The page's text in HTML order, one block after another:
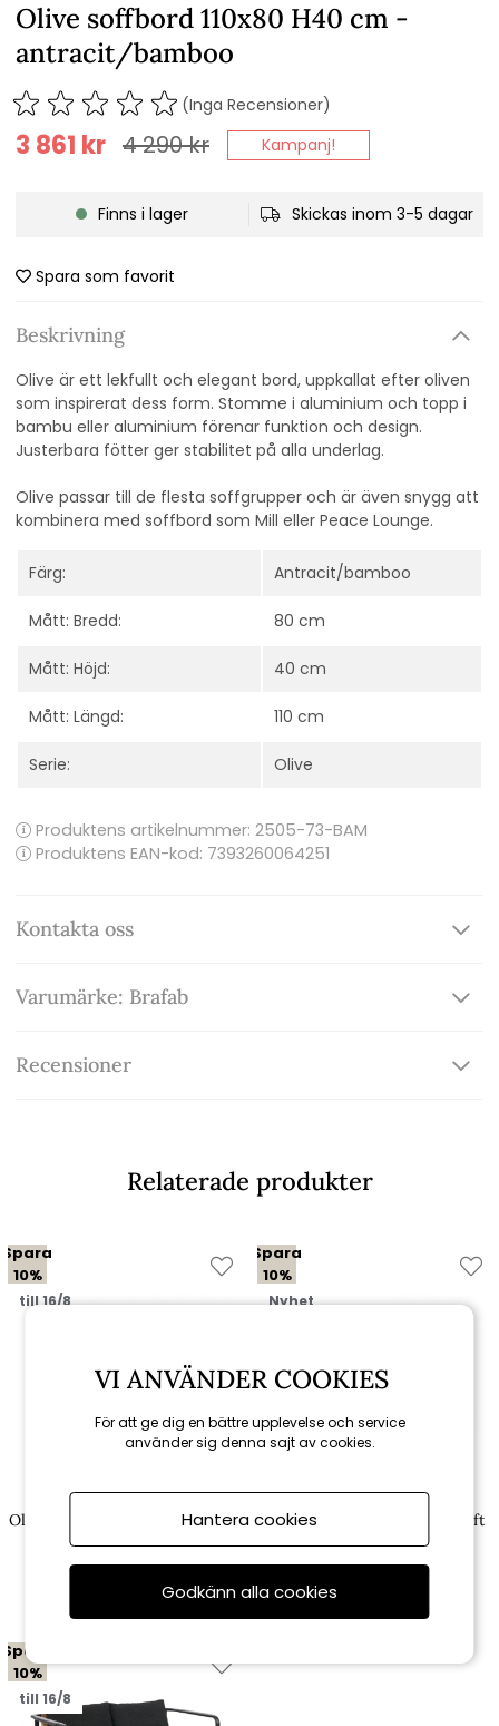
Olive soffbord 110x80 H40 cm -
antracit/bamboo
(Inga Recensioner)
4 290kr
3 861 kr Kampanj!
Finns i lager Skickas inom 3-5 dagar
Spara som favorit
Beskrivning
Olive är ett lekfullt och elegant bord, uppkallat efter oliven
som inspirerat dess form. Stomme i aluminium och topp i
bambu eller aluminium förenar funktion och design.
Justerbara fötter ger stabilitet på alla underlag.
Olive passar till de flesta soffgrupper och är även snygg att
kombinera med soffbord som Mill eller Peace Lounge.
Färg: Antracit/bamboo
Mått: Bredd: 80 cm
Mått: Höjd: 40 cm
Mått: Längd: 110 cm
Serie: Olive
Produktens artikelnummer: 2505-73-BAM
Produktens EAN-kod: 7393260064251
Kontakta oss
Varumärke: Brafab
Recensioner
Relaterade produkter
Spara
10%
till 16/8
Brafab
Olive soffbord 110x80 H40 cm -
khaki/bamboo
4 290 kr
Spara
10%
Nyhet
Brafab
Nova soffgrupp - antracit/soft
13 491 kr
Spara
10%
till 16/8
VI ANVÄNDER COOKIES
För att ge dig en bättre upplevelse och service
använder sig denna sajt av cookies.
Hantera cookies
Godkänn alla cookies